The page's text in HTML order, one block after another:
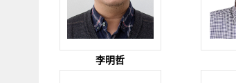
李明哲